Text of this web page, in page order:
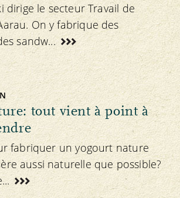
dirige le secteur Travail de
On y fabrique des
sandw...
tout vient à point à
fabriquer un yogourt nature
aussi naturelle que possible?